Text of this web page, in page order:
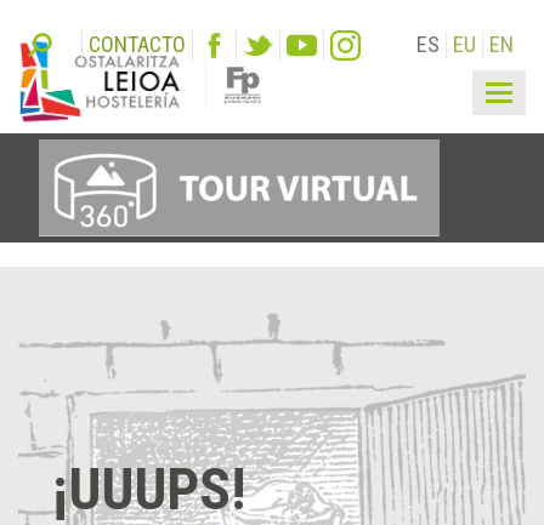
CONTACTO ES EU EN
¡UUUPS!